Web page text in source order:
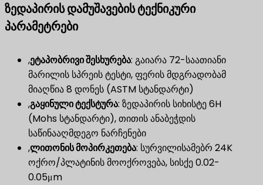
ზედაპირის დამუშავების ტექნიკური
პარამეტრები
,ეტაპობრივი შესხურება​: გაიარა 72-საათიანი
მარილის სპრეის ტესტი, ფერის მდგრადობამ
მიაღწია 8 დონეს (ASTM სტანდარტი)
,გაყინული ტექსტურა​: ზედაპირის სიხისტე 6H
(Mohs სტანდარტი), თითის ანაბეჭდის
საწინააღმდეგო ნარჩენები
,ლითონის მოპირკეთება​: სურვილისამებრ 24K
ოქრო/პლატინის მოოქროვება, სისქე 0.02-
0.05μm